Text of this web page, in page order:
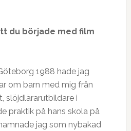
du började med film
1988 hade jag
om barn med mig från
slöjdlärarutbildare i
praktik på hans skola på
jag som nybakad